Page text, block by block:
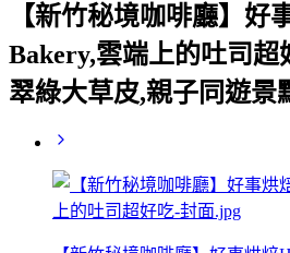
【新竹秘境咖啡廳】好
Bakery,雲端上的吐司超
翠綠大草皮,親子同遊景